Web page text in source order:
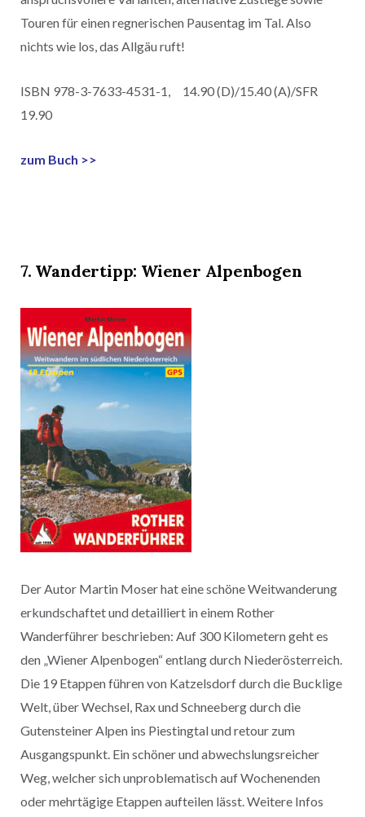
Touren für einen regnerischen Pausentag im Tal. Also
nichts wie los, das Allgäu ruft!
ISBN 978-3-7633-4531-1, 14.90 (D)/15.40 (A)/SFR
19.90
zum Buch >>
7. Wandertipp: Wiener Alpenbogen
Der Autor Martin Moser hat eine schöne Weitwanderung
erkundschaftet und detailliert in einem Rother
Wanderführer beschrieben: Auf 300 Kilometern geht es
den „Wiener Alpenbogen“ entlang durch Niederösterreich.
Die 19 Etappen führen von Katzelsdorf durch die Bucklige
Welt, über Wechsel, Rax und Schneeberg durch die
Gutensteiner Alpen ins Piestingtal und retour zum
Ausgangspunkt. Ein schöner und abwechslungsreicher
Weg, welcher sich unproblematisch auf Wochenenden
oder mehrtägige Etappen aufteilen lässt. Weitere Infos